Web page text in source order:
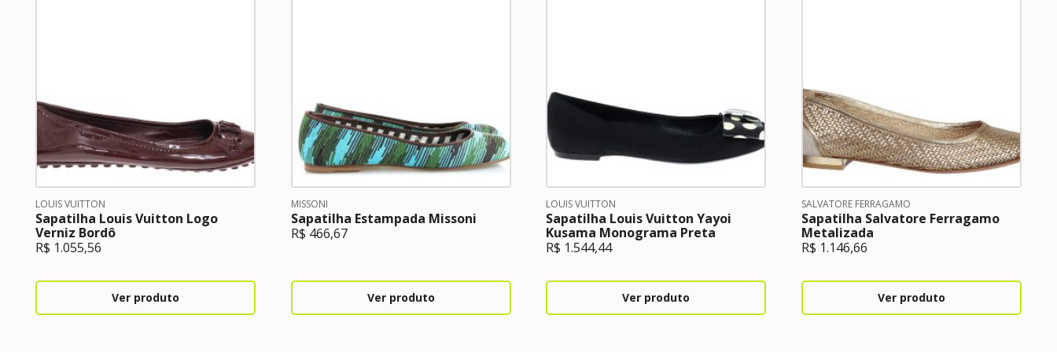
LOUIS VUITTON
Sapatilha Louis Vuitton Logo
Verniz Bordô
R$ 1.055,56
Ver produto
MISSONI
Sapatilha Estampada Missoni
R$ 466,67
Ver produto
LOUIS VUITTON
Sapatilha Louis Vuitton Yayoi
Kusama Monograma Preta
R$ 1.544,44
Ver produto
SALVATORE FERRAGAMO
Sapatilha Salvatore Ferragamo
Metalizada
R$ 1.146,66
Ver produto